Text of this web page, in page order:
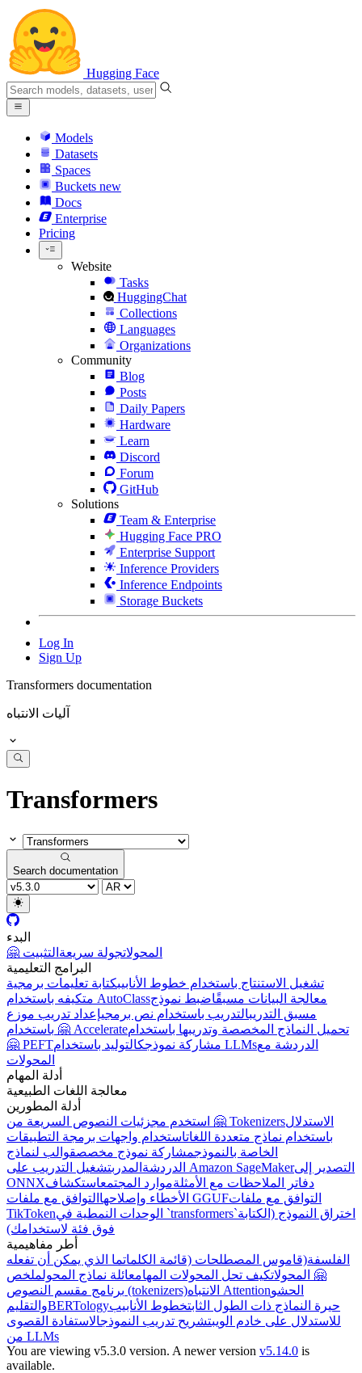
Hugging Face
Models
Datasets
Spaces
Buckets new
Docs
Enterprise
Pricing
Website
Tasks
HuggingChat
Collections
Languages
Organizations
Community
Blog
Posts
Daily Papers
Hardware
Learn
Discord
Forum
GitHub
Solutions
Team & Enterprise
Hugging Face PRO
Enterprise Support
Inference Providers
Inference Endpoints
Storage Buckets
Log In
Sign Up
Transformers documentation
آليات الانتباه
Transformers
Search documentation
البدء
🤗 المحولاتجولة سريعة التثبيت
البرامج التعليمية
تشغيل الاستنتاج باستخدام خطوط الأنابيبكتابة تعليمات برمجية
متكيفه باستخدام AutoClass
معالجة البيانات مسبقًاضبط نموذج
مسبق التدريبالتدريب باستخدام نص برمجيإعداد تدريب موزع
باستخدام 🤗 Accelerateتحميل النماذج المخصصة وتدريبها باستخدام
🤗 PEFT
مشاركة نموذجك التوليد باستخدام LLMsالدردشة مع
المحولات
أدلة المهام
معالجة اللغات الطبيعية
أدلة المطورين
استخدم مجزئيات النصوص السريعة من 🤗 Tokenizersالاستدلال
باستخدام نماذج متعددة اللغاتاستخدام واجهات برمجة التطبيقات
الخاصة بالنموذجمشاركة نموذج مخصصقوالب لنماذج
الدردشة المدرب تشغيل التدريب على Amazon SageMakerالتصدير إلى
ONNX
دفاتر الملاحظات مع الأمثلةموارد المجتمعاستكشاف
الأخطاء وإصلاحها التوافق مع ملفات GGUFالتوافق مع ملفات
TikToken
الوحدات النمطية في `transformers`اختراق النموذج (الكتابة
فوق فئة لاستخدامك)
أطر مفاهيمية
الفلسفة(قاموس المصطلحات (قائمة الكلماتما الذي يمكن أن تفعله
🤗 المحولاتكيف تحل المحولات المهامعائلة نماذج المحولملخص
برنامج مقسم النصوص (tokenizers)
الانتباه Attentionالحشو
والتقليمBERTology حيرة النماذج ذات الطول الثابتخطوط الأنابيب
للاستدلال على خادم الويبتشريح تدريب النموذجالاستفادة القصوى
من LLMs
You are viewing v5.3.0 version. A newer version v5.14.0 is
available.